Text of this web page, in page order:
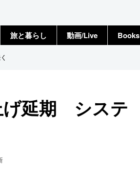
旅と暮らし 動画/Live Books
げ延期 システ